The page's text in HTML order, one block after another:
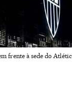
frente à sede do